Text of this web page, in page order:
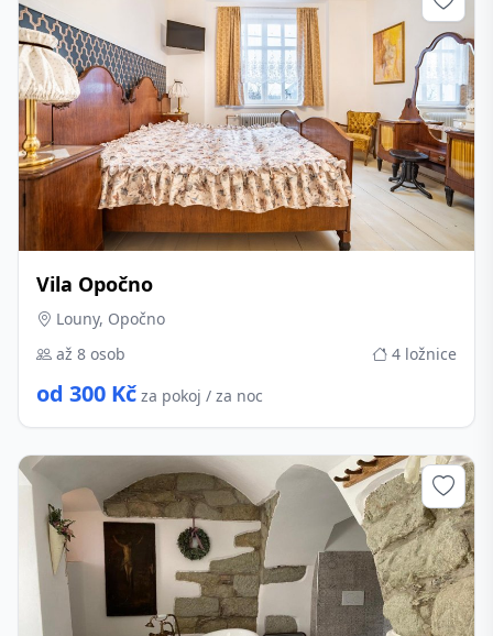
Vila Opočno
Louny, Opočno
až 8 osob
4 ložnice
od 300 Kč za pokoj / za noc